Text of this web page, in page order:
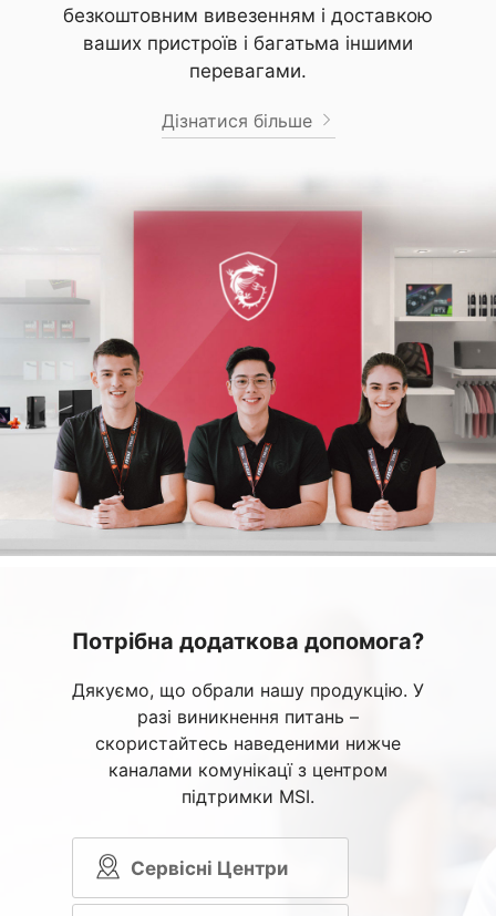
безкоштовним вивезенням і доставкою
ваших пристроїв і багатьма іншими
перевагами.
Дізнатися більше
Потрібна додаткова допомога?
Дякуємо, що обрали нашу продукцію. У
разі виникнення питань –
скористайтесь наведеними нижче
каналами комунікацї з центром
підтримки MSI.
Сервісні Центри